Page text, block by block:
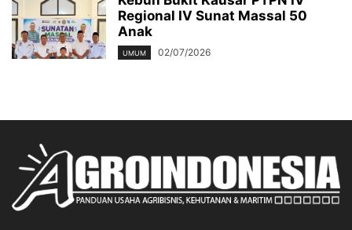
Regional IV Sunat Massal 50
Anak
UMUM 02/07/2026